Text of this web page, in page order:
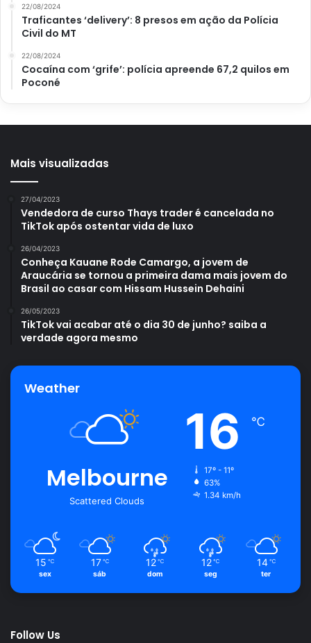
22/08/2024
Traficantes ‘delivery’: 8 presos em ação da Polícia
Civil do MT
22/08/2024
Cocaína com ‘grife’: polícia apreende 67,2 quilos em
Poconé
Mais visualizadas
27/04/2023
Vendedora de curso Thays trader é cancelada no
TikTok após ostentar vida de luxo
26/04/2023
Conheça Kauane Rode Camargo, a jovem de
Araucária se tornou a primeira dama mais jovem do
Brasil ao casar com Hissam Hussein Dehaini
26/05/2023
TikTok vai acabar até o dia 30 de junho? saiba a
verdade agora mesmo
Weather
Melbourne
Scattered Clouds
16 ℃
17º - 11º
63%
1.34 km/h
15 ℃
sex
17 ℃
sáb
12 ℃
dom
12 ℃
seg
14 ℃
ter
Follow Us